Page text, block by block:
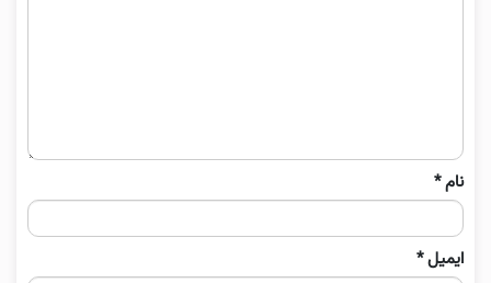
نام*
ایمیل*